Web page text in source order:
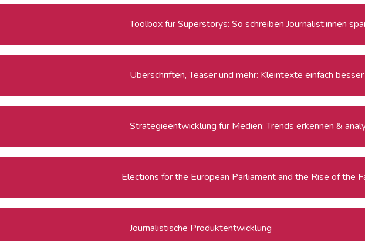
Toolbox für Superstorys: So schreiben Journalist:innen
Überschriften, Teaser und mehr: Kleintexte einfach besser
Strategieentwicklung für Medien: Trends erkennen &
Journalistische Produktentwicklung